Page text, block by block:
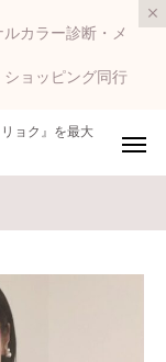
カラー診断・メ
ョッピング同行
ョク』を最大